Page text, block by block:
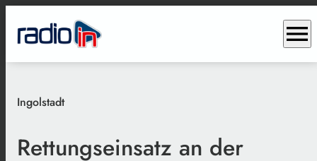
menu
Ingolstadt
Rettungseinsatz an der